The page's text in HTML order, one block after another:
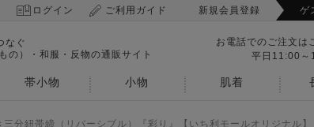
ログイン ご利用ガイド 新規会員登録 ゲ
なぐ
の）・和服・反物の通販サイト
お電話でのご注文は
平日11:00～
帯小物 小物 肌着
三分紐帯締（リバーシブル）『彩り』【いち利モールオリジナル】